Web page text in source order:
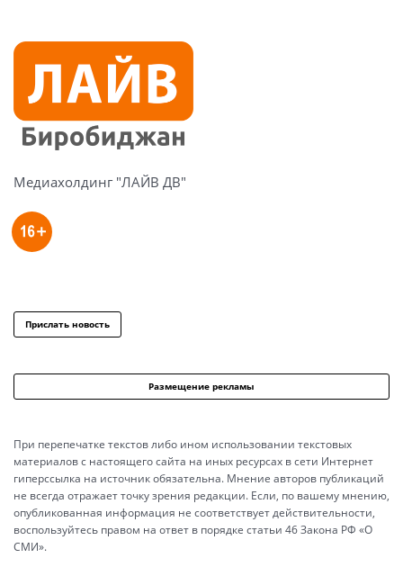
Медиахолдинг "ЛАЙВ ДВ"
Прислать новость
Размещение рекламы
При перепечатке текстов либо ином использовании текстовых
материалов с настоящего сайта на иных ресурсах в сети Интернет
гиперссылка на источник обязательна. Мнение авторов публикаций
не всегда отражает точку зрения редакции. Если, по вашему мнению,
опубликованная информация не соответствует действительности,
воспользуйтесь правом на ответ в порядке статьи 46 Закона РФ «О
СМИ».